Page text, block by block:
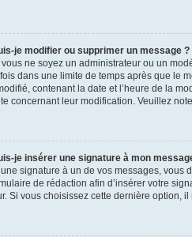
je modifier ou supprimer un message ?
ne soyez un administrateur ou un
dans une limite de temps après que le
contenant la date et l’heure de la
concernant leur modification. Veuillez
je insérer une signature à mon
signature à un de vos messages, vous
de rédaction afin d’insérer votre
Si vous choisissez cette dernière option,